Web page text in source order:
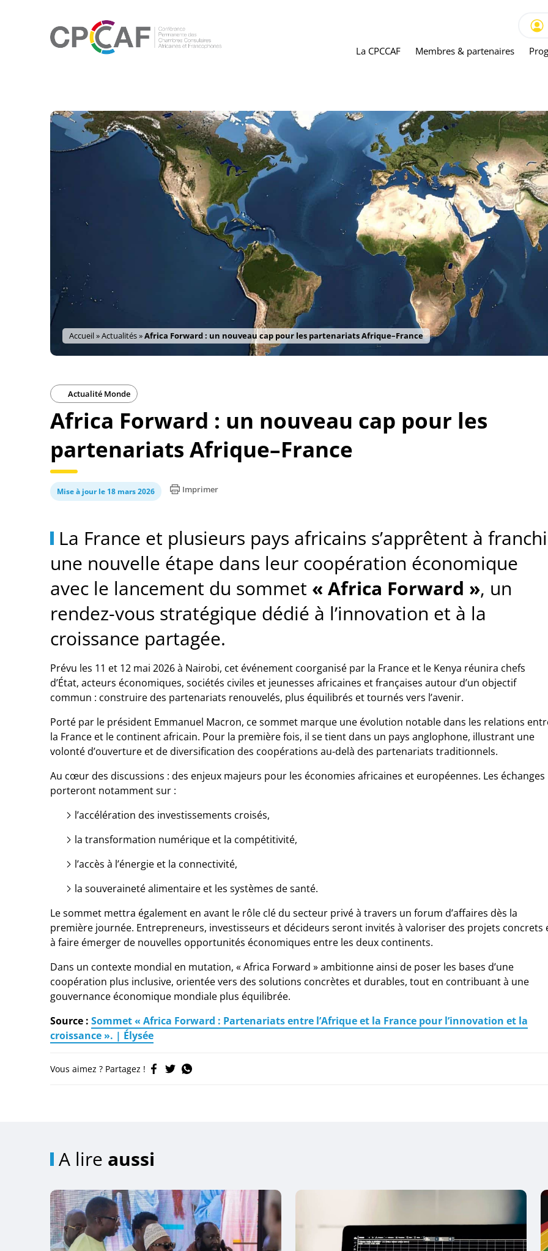
La CPCCAF Membres & partenaires
Accueil»Actualités»Africa Forward : un nouveau cap pour les partenariats Afrique–France
Actualité Monde
Africa Forward : un nouveau cap pour les
partenariats Afrique–France
Mise à jour le 18 mars 2026 Imprimer
La France et plusieurs pays africains s’apprêtent à
une nouvelle étape dans leur coopération économique
avec le lancement du sommet « Africa Forward », un
rendez-vous stratégique dédié à l’innovation et à la
croissance partagée.
Prévu les 11 et 12 mai 2026 à Nairobi, cet événement coorganisé par la France et le Kenya réunira chefs
d’État, acteurs économiques, sociétés civiles et jeunesses africaines et françaises autour d’un objectif
commun : construire des partenariats renouvelés, plus équilibrés et tournés vers l’avenir.
Porté par le président Emmanuel Macron, ce sommet marque une évolution notable dans les relations
la France et le continent africain. Pour la première fois, il se tient dans un pays anglophone, illustrant une
volonté d’ouverture et de diversification des coopérations au-delà des partenariats traditionnels.
Au cœur des discussions : des enjeux majeurs pour les économies africaines et européennes. Les échanges
porteront notamment sur :
l’accélération des investissements croisés,
la transformation numérique et la compétitivité,
l’accès à l’énergie et la connectivité,
la souveraineté alimentaire et les systèmes de santé.
Le sommet mettra également en avant le rôle clé du secteur privé à travers un forum d’affaires dès la
première journée. Entrepreneurs, investisseurs et décideurs seront invités à valoriser des projets concrets
à faire émerger de nouvelles opportunités économiques entre les deux continents.
Dans un contexte mondial en mutation, « Africa Forward » ambitionne ainsi de poser les bases d’une
coopération plus inclusive, orientée vers des solutions concrètes et durables, tout en contribuant à une
gouvernance économique mondiale plus équilibrée.
Source : Sommet « Africa Forward : Partenariats entre l’Afrique et la France pour l’innovation et la
croissance ». | Élysée
Vous aimez ? Partagez !
A lire aussi